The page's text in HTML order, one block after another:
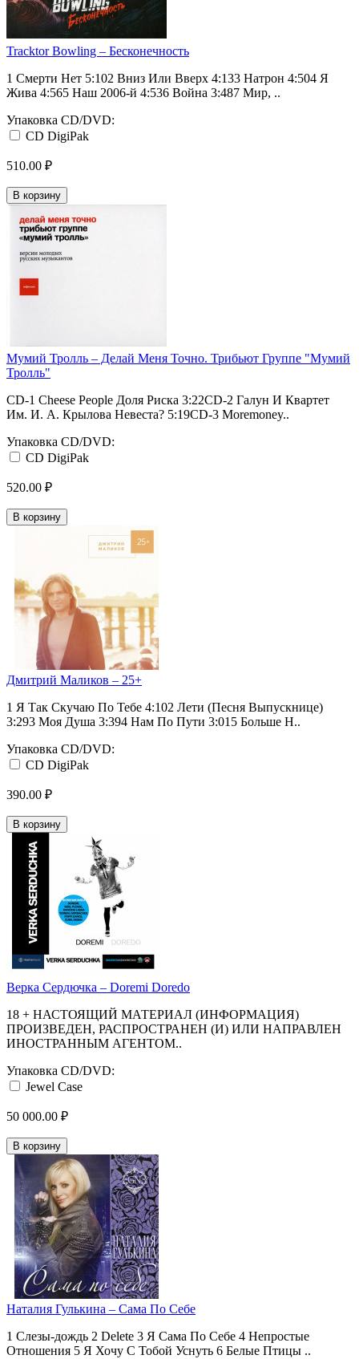
Tracktor Bowling ‎– Бесконечность
1 Смерти Нет 5:102 Вниз Или Вверх 4:133 Натрон 4:504 Я
Жива 4:565 Наш 2006-й 4:536 Война 3:487 Мир, ..
Упаковка CD/DVD:
CD DigiPak
510.00 ₽
В корзину
Мумий Тролль ‎– Делай Меня Точно. Трибьют Группе "Мумий
Тролль"
CD-1 Cheese People Доля Риска 3:22CD-2 Галун И Квартет
Им. И. А. Крылова Невеста? 5:19CD-3 Moremoney..
Упаковка CD/DVD:
CD DigiPak
520.00 ₽
В корзину
Дмитрий Маликов ‎– 25+
1 Я Так Скучаю По Тебе 4:102 Лети (Песня Выпускнице)
3:293 Моя Душа 3:394 Нам По Пути 3:015 Больше Н..
Упаковка CD/DVD:
CD DigiPak
390.00 ₽
В корзину
Верка Сердючка ‎– Doremi Doredo
18 + НАСТОЯЩИЙ МАТЕРИАЛ (ИНФОРМАЦИЯ)
ПРОИЗВЕДЕН, РАСПРОСТРАНЕН (И) ИЛИ НАПРАВЛЕН
ИНОСТРАННЫМ АГЕНТОМ..
Упаковка CD/DVD:
Jewel Case
50 000.00 ₽
В корзину
Наталия Гулькина ‎– Сама По Себе
1 Слезы-дождь 2 Delete 3 Я Сама По Себе 4 Непростые
Отношения 5 Я Хочу С Тобой Уснуть 6 Белые Птицы ..